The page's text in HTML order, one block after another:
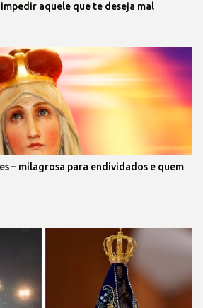
aquele que te deseja mal
– milagrosa para endividados e quem